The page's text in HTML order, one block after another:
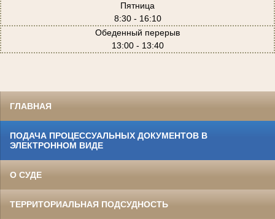
Пятница
8:30 - 16:10
Обеденный перерыв
13:00 - 13:40
ГЛАВНАЯ
ПОДАЧА ПРОЦЕССУАЛЬНЫХ ДОКУМЕНТОВ В
ЭЛЕКТРОННОМ ВИДЕ
О СУДЕ
ТЕРРИТОРИАЛЬНАЯ ПОДСУДНОСТЬ